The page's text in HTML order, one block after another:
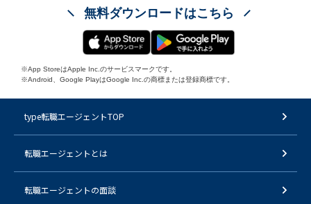
無料ダウンロードはこちら
※App StoreはApple Inc.のサービスマークです。
※Android、Google PlayはGoogle Inc.の商標または登録商標です。
type転職エージェントTOP
転職エージェントとは
転職エージェントの面談